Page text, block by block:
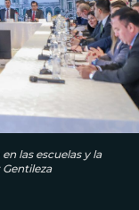
las escuelas y la